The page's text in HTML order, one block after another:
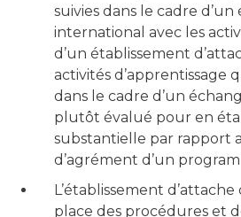
suivies dans le cadre d’un
international avec les
d’un établissement
activités d’apprentissage
dans le cadre d’un
plutôt évalué pour en
substantielle par rapport
d’agrément d’un
L’établissement
place des procédures et